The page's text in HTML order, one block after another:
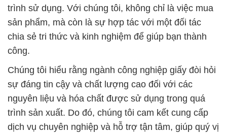
trình sử dụng. Với chúng tôi, không chỉ là việc mua
sản phẩm, mà còn là sự hợp tác với một đối tác
chia sẻ tri thức và kinh nghiệm để giúp bạn thành
công.
Chúng tôi hiểu rằng ngành công nghiệp giấy đòi hỏi
sự đáng tin cậy và chất lượng cao đối với các
nguyên liệu và hóa chất được sử dụng trong quá
trình sản xuất. Do đó, chúng tôi cam kết cung cấp
dịch vụ chuyên nghiệp và hỗ trợ tận tâm, giúp quý vị